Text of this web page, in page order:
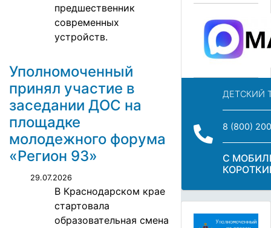
предшественник
современных
устройств.
Уполномоченный
принял участие в
заседании ДОС на
площадке
молодежного форума
«Регион 93»
29.07.2026
В Краснодарском крае
стартовала
образовательная смена
ДЕТСКИЙ
8 (800)
С